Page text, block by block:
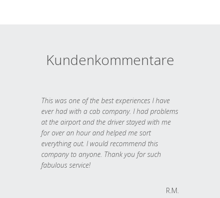
Kundenkommentare
This was one of the best experiences I have
ever had with a cab company. I had problems
at the airport and the driver stayed with me
for over an hour and helped me sort
everything out. I would recommend this
company to anyone. Thank you for such
fabulous service!
R.M.